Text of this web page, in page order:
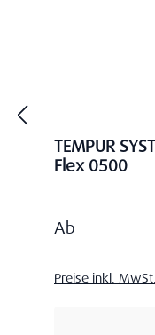
TEMPUR
Flex 0500
Regulärer
Ab
Preise inkl.